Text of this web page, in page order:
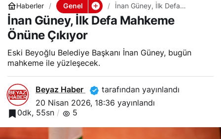
Haberler Genel
İnan Güney, İlk Defa
Mahkeme Önüne Çıkıyor
İnan Güney, İlk Defa Mahkeme
Önüne Çıkıyor
Eski Beyoğlu Belediye Başkanı İnan Güney, bugün
mahkeme ile yüzleşecek.
Beyaz Haber
tarafından yayınlandı
20 Nisan 2026, 18:36 yayınlandı
0dk, 55sn
5